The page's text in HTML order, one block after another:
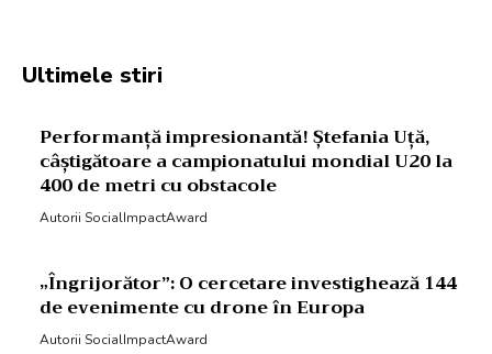
Ultimele stiri
Performanță impresionantă! Ștefania Uță,
câștigătoare a campionatului mondial U20 la
400 de metri cu obstacole
Autorii SocialImpactAward
„Îngrijorător”: O cercetare investighează 144
de evenimente cu drone în Europa
Autorii SocialImpactAward